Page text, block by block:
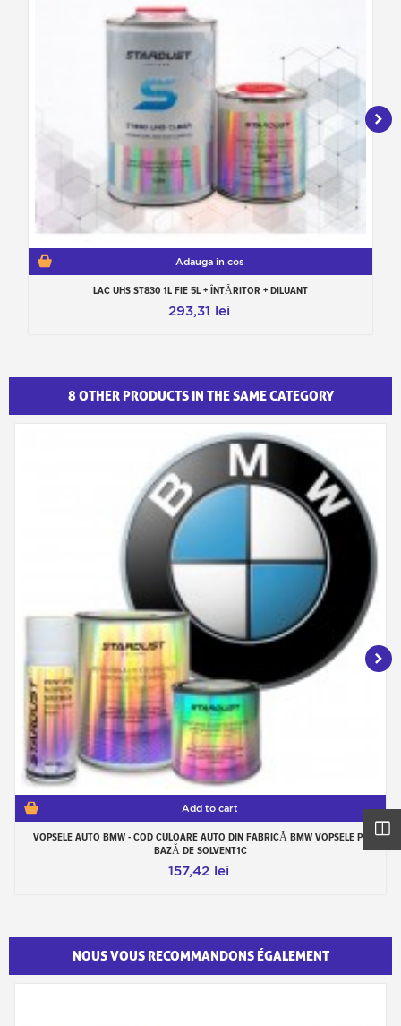
Adauga in cos
LAC UHS ST830 1L FIE 5L + ÎNTĂRITOR + DILUANT
293,31 lei
8 OTHER PRODUCTS IN THE SAME CATEGORY
Add to cart
VOPSELE AUTO BMW - COD CULOARE AUTO DIN FABRICĂ BMW VOPSELE PE
BAZĂ DE SOLVENT1C
157,42 lei
NOUS VOUS RECOMMANDONS ÉGALEMENT